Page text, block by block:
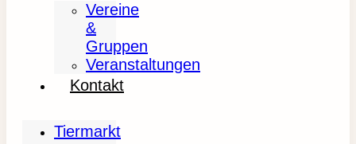
Vereine
&
Gruppen
Veranstaltungen
Kontakt
Tiermarkt